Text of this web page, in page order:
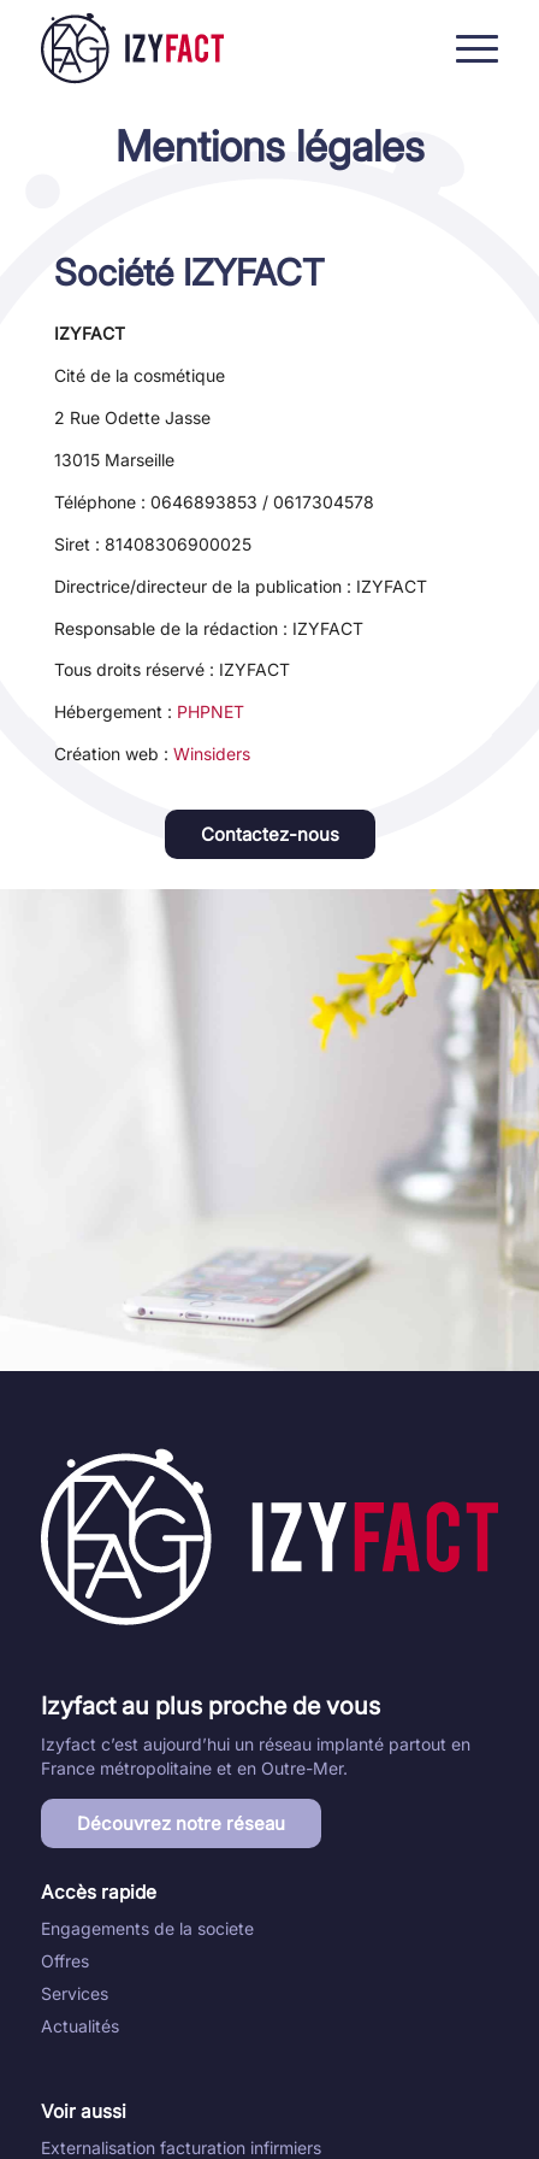
Mentions légales
Société IZYFACT
IZYFACT
Cité de la cosmétique
2 Rue Odette Jasse
13015 Marseille
Téléphone : 0646893853 / 0617304578
Siret : 81408306900025
Directrice/directeur de la publication : IZYFACT
Responsable de la rédaction : IZYFACT
Tous droits réservé : IZYFACT
Hébergement : PHPNET
Création web : Winsiders
Contactez-nous
Izyfact au plus proche de vous
Izyfact c’est aujourd’hui un réseau implanté partout en
France métropolitaine et en Outre-Mer.
Découvrez notre réseau
Accès rapide
Engagements de la societe
Offres
Services
Actualités
Voir aussi
Externalisation facturation infirmiers